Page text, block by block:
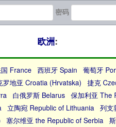
密码
欧洲:
France 西班牙 Spain 葡萄牙
罗地亚 Croatia (Hrvatska) 捷克
白俄罗斯 Belarus 保加利亚 The
立陶宛 Republic of Lithuania 列支
塞尔维亚 the Republic of Serbia